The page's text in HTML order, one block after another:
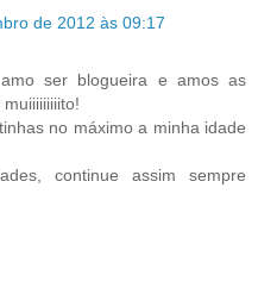
de 2012 às 09:17
ser blogueira e amos as
no máximo a minha idade
continue assim sempre